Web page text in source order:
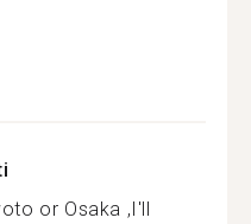
or Osaka ,I'll